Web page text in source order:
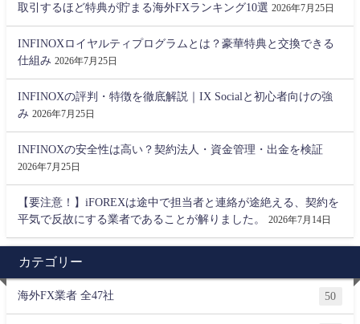
取引するほど特典が貯まる海外FXランキング10選 2026年7月25日
INFINOXロイヤルティプログラムとは？豪華特典と交換できる
仕組み 2026年7月25日
INFINOXの評判・特徴を徹底解説｜IX Socialと初心者向けの強
み 2026年7月25日
INFINOXの安全性は高い？契約法人・資金管理・出金を検証
2026年7月25日
【要注意！】iFOREXは途中で担当者と連絡が途絶える、契約を
平気で反故にする業者であることが解りました。
2026年7月14日
カテゴリー
海外FX業者 全47社 50